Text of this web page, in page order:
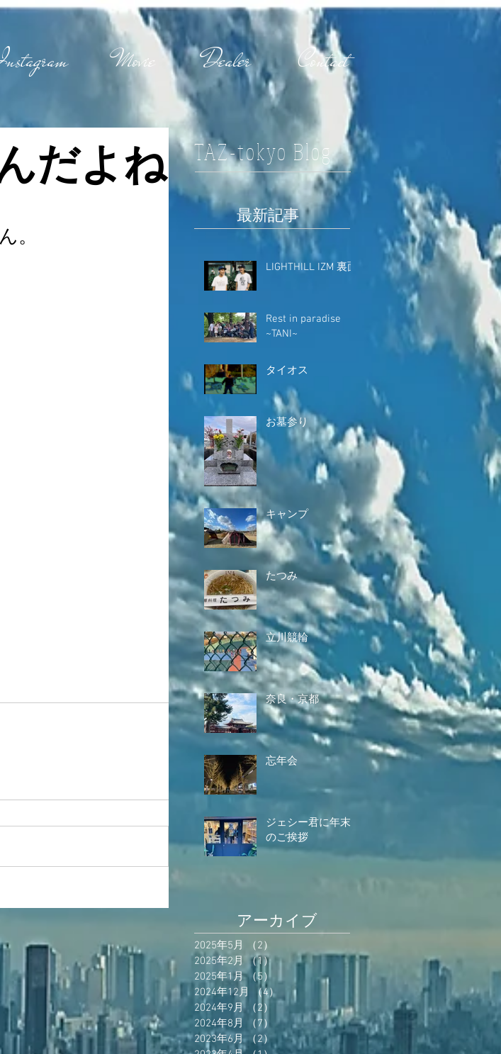
Movie Dealer Contact
だよね
。
TAZ-tokyo Blog
最新記事
LIGHTHILL IZM 裏面
Rest in paradise
~TANI~
タイオス
お墓参り
キャンプ
たつみ
立川競輪
奈良・京都
忘年会
ジェシー君に年末
のご挨拶
アーカイブ
2025年5月 （2）
2025年2月
（1）
1件の記事
2025年1月 （5）
2024年12月
（4）
4件の記事
2024年9月
（2）
2件の記事
2024年8月
（7）
7件の記事
2023年6月 （2）2件の記事